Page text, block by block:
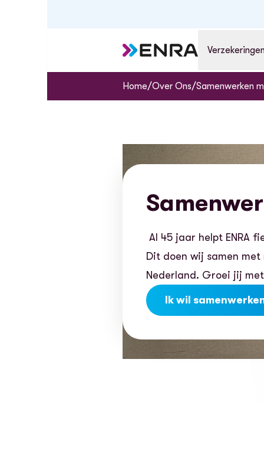
Verzekeringen
Home/Over Ons/Samenwerken
Al 45 jaar helpt ENRA
Dit doen wij samen
Nederland. Groei jij
Ik wil